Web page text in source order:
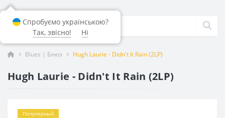
Blues | Блюз Hugh Laurie - Didn't It Rain (2LP)
Hugh Laurie - Didn't It Rain (2LP)
Популярный
Спробуємо українською?
Так, звісно!
Ні